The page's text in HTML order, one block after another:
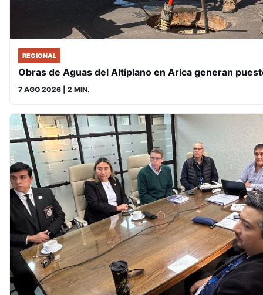
REGIONAL
Obras de Aguas del Altiplano en Arica generan
7 AGO 2026 | 2 MIN.